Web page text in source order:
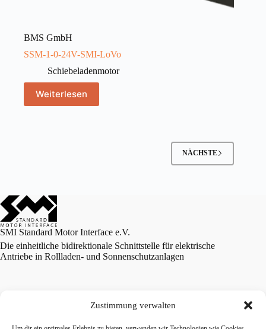
Zustimmung verwalten
BMS GmbH
SSM-1-0-24V-SMI-LoVo
Schiebeladenmotor
Weiterlesen
NÄCHSTE
SMI Standard Motor Interface e.V.
Die einheitliche bidirektionale Schnittstelle für elektrische
Antriebe in Rollladen- und Sonnenschutzanlagen
Datenschutzerklärung